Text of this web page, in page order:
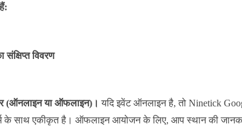
संक्षिप्त विवरण
(ऑनलाइन या ऑफलाइन)।यदि इवेंट ऑनलाइन है, तो Ninetick
के साथ एकीकृत है। ऑफलाइन आयोजन के लिए, आप स्थान की